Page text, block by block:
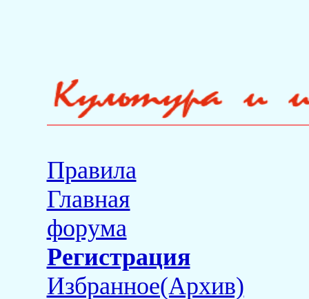
Правила
Главная
форума
Регистрация
Избранное(Архив)